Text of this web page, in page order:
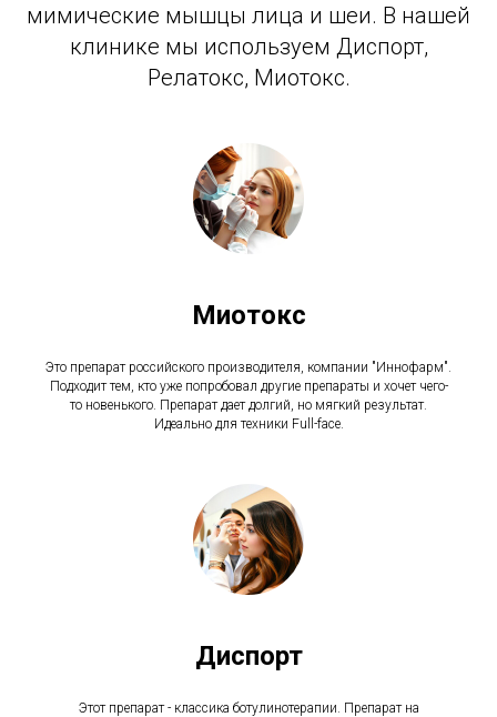
мимические мышцы лица и шеи. В нашей
клинике мы используем Диспорт,
Релатокс, Миотокс.
Миотокс
Это препарат российского производителя, компании "Иннофарм".
Подходит тем, кто уже попробовал другие препараты и хочет чего-
то новенького. Препарат дает долгий, но мягкий результат.
Идеально для техники Full-face.
Диспорт
Этот препарат - классика ботулинотерапии. Препарат на